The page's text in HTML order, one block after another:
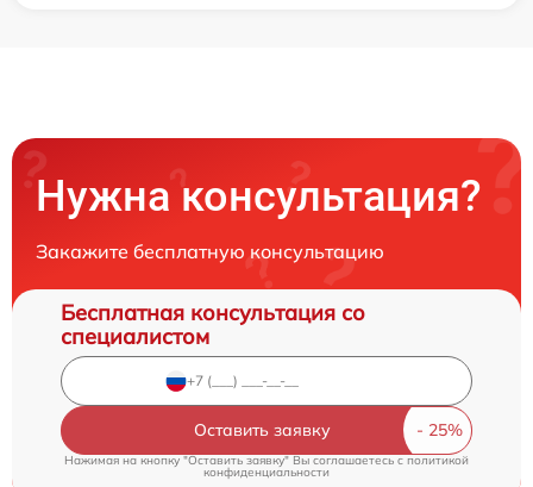
Нужна консультация?
Закажите бесплатную консультацию
Бесплатная консультация со
специалистом
Оставить заявку
Нажимая на кнопку "Оставить заявку" Вы соглашаетесь cполитикой
конфиденциальности